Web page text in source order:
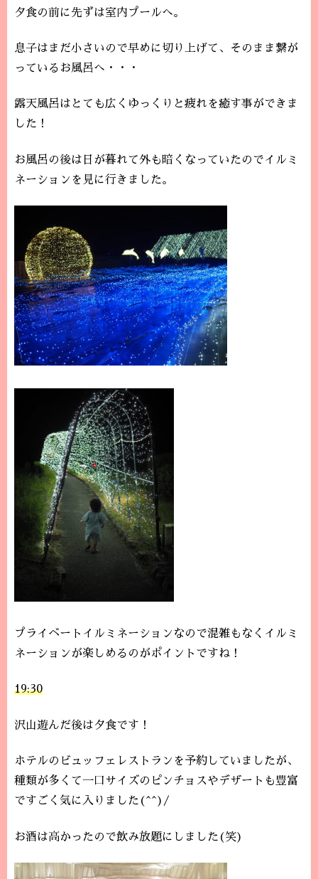
夕食の前に先ずは室内プールへ。
息子はまだ小さいので早めに切り上げて、そのまま繋が
っているお風呂へ・・・
露天風呂はとても広くゆっくりと疲れを癒す事ができま
した！
お風呂の後は日が暮れて外も暗くなっていたのでイルミ
ネーションを見に行きました。
プライベートイルミネーションなので混雑もなくイルミ
ネーションが楽しめるのがポイントですね！
19:30
沢山遊んだ後は夕食です！
ホテルのビュッフェレストランを予約していましたが、
種類が多くて一口サイズのピンチョスやデザートも豊富
ですごく気に入りました(^^)/
お酒は高かったので飲み放題にしました(笑)